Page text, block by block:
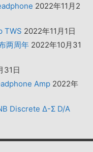
2022年11月2
TWS 2022年11月1日
两周年 2022年10月31
31日
Amp 2022年
Discrete Δ-Σ D/A